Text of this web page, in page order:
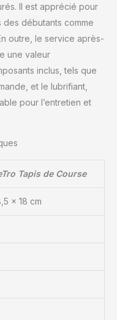
plie en quelques
et pèse
il se range
sous un
un bureau,
les petits
📞 【SAV Fiable
ou un souci ?
en France
incluse : en
ou
en toute
Il est apprécié pour
débutants comme
outre, le service après-
une valeur
inclus, tels que
et le lubrifiant,
pour l’entretien et
Tapis de Course
x 18 cm